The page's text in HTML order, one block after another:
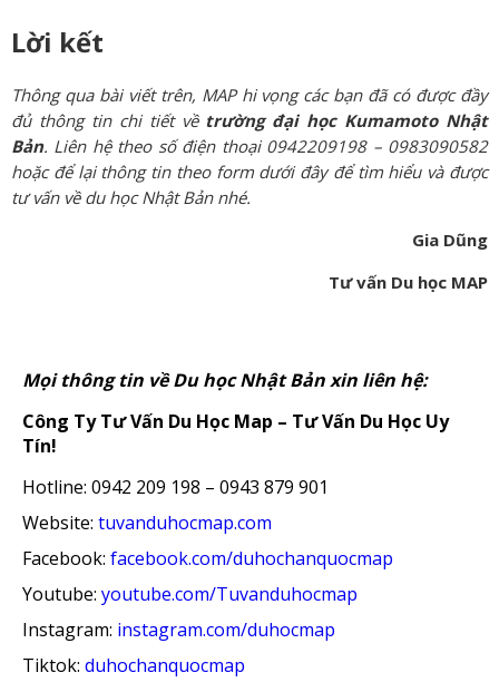
Lời kết
Thông qua bài viết trên, MAP hi vọng các bạn đã có được đầy
đủ thông tin chi tiết về trường đại học Kumamoto Nhật
Bản. Liên hệ theo số điện thoại 0942209198 – 0983090582
hoặc để lại thông tin theo form dưới đây để tìm hiểu và được
tư vấn về du học Nhật Bản nhé.
Gia Dũng
Tư vấn Du học MAP
Mọi thông tin về Du học Nhật Bản xin liên hệ:
Công Ty Tư Vấn Du Học Map – Tư Vấn Du Học Uy
Tín!
Hotline: 0942 209 198 – 0943 879 901
Website: tuvanduhocmap.com
Facebook: facebook.com/duhochanquocmap
Youtube: youtube.com/Tuvanduhocmap
Instagram: instagram.com/duhocmap
Tiktok: duhochanquocmap